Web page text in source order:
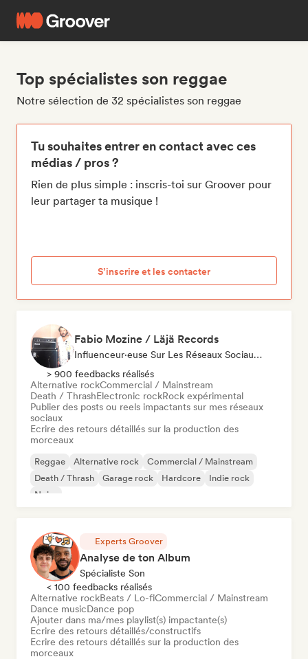
Top spécialistes son reggae
Notre sélection de 32 spécialistes son reggae
Tu souhaites entrer en contact avec ces
médias / pros ?
Rien de plus simple : inscris-toi sur Groover pour
leur partager ta musique !
S’inscrire et les contacter
Fabio Mozine / Läjä Records
Influenceur·euse Sur Les Réseaux Sociaux, Spécialiste Son
> 900 feedbacks réalisés
Alternative rockCommercial / Mainstream
Death / ThrashElectronic rockRock expérimental
Publier des posts ou reels impactants sur mes réseaux
sociaux
Ecrire des retours détaillés sur la production des
morceaux
Reggae Alternative rock
Commercial / Mainstream
Death / Thrash
Garage rock Hardcore
Indie rock
Noise
Experts Groover
Analyse de ton Album
Spécialiste Son
< 100 feedbacks réalisés
Alternative rockBeats / Lo-fiCommercial / Mainstream
Dance musicDance pop
Ajouter dans ma/mes playlist(s) impactante(s)
Ecrire des retours détaillés/constructifs
Ecrire des retours détaillés sur la production des
morceaux